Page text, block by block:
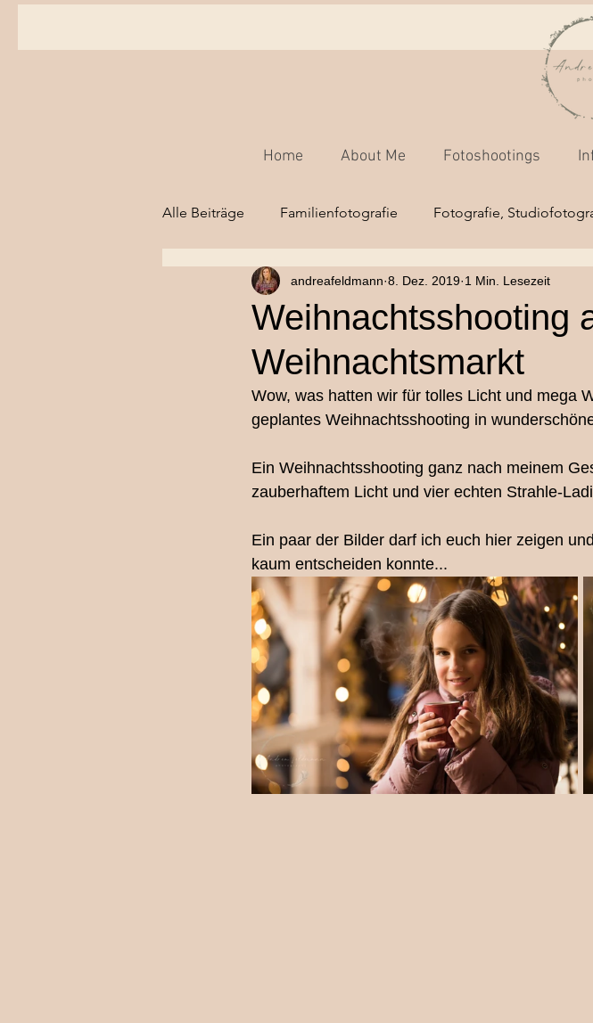
Home About Me Fotoshootings
Alle Beiträge Familienfotografie Fotografie,
Babyfotografie, Kinderfotos Fotokamera-Grundkurs
Hochzeitsfotografie Bern Mensch/Tierfotografie
Fotografie-Workshop Loslegen Ihre Community
Familienfotografin Bern Kind/Pony Mini-Shooting
Schwangerschaftsshooting Babyfotografin Bern
Babybauchshooting Bern Mutter/Tochter Shooting Bern
Weihnachtsshooting
Weihnachtsmarkt
andreafeldmann 8. Dez. 2019 1 Min. Lesezeit
Wow, was hatten wir für tolles Licht und mega
geplantes Weihnachtsshooting in
Ein Weihnachtsshooting ganz nach meinem
zauberhaftem Licht und vier echten Strahle-
Ein paar der Bilder darf ich euch hier zeigen
kaum entscheiden konnte...